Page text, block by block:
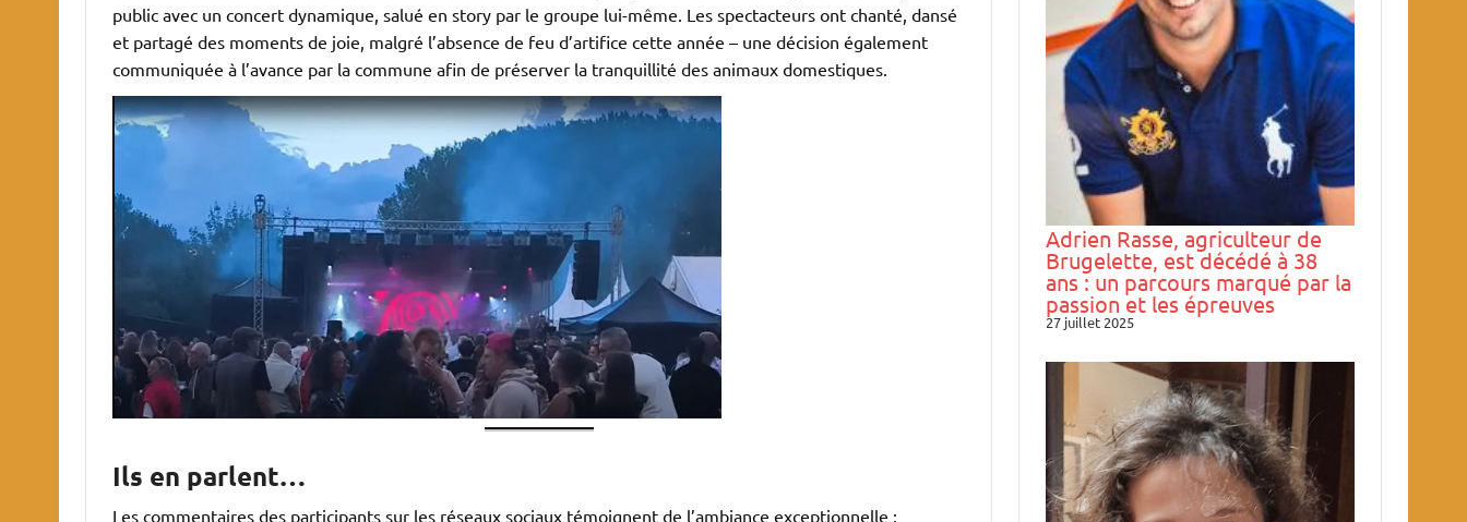
public avec un concert dynamique, salué en story par le groupe lui-même. Les spectacteurs ont chanté, dansé
et partagé des moments de joie, malgré l’absence de feu d’artifice cette année – une décision également
communiquée à l’avance par la commune afin de préserver la tranquillité des animaux domestiques.
Ils en parlent…
Les commentaires des participants sur les réseaux sociaux témoignent de l’ambiance exceptionnelle :
Adrien Rasse, agriculteur de
Brugelette, est décédé à 38
ans : un parcours marqué par la
passion et les épreuves
27 juillet 2025